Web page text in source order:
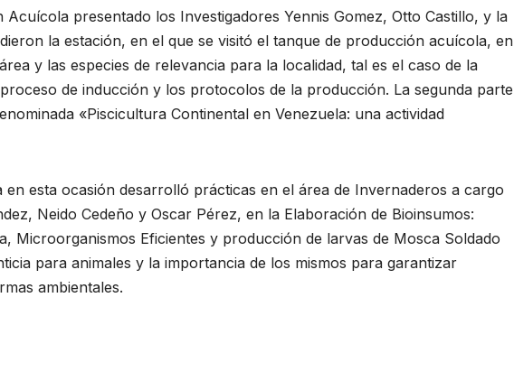
presentado los Investigadores Yennis Gomez, Otto Castillo, y la
la estación, en el que se visitó el tanque de producción acuícola, en
y las especies de relevancia para la localidad, tal es el caso de la
de inducción y los protocolos de la producción. La segunda parte
«Piscicultura Continental en Venezuela: una actividad
en esta ocasión desarrolló prácticas en el área de Invernaderos a cargo
Neido Cedeño y Oscar Pérez, en la Elaboración de Bioinsumos:
Microorganismos Eficientes y producción de larvas de Mosca Soldado
para animales y la importancia de los mismos para garantizar
ambientales.